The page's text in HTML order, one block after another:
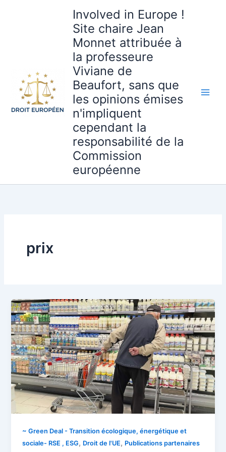
Involved in Europe !
Site chaire Jean
Monnet attribuée à
la professeure
Viviane de
Beaufort, sans que
les opinions émises
n'impliquent
cependant la
responsabilité de la
Commission
européenne
prix
~ Green Deal - Transition écologique, énergétique et
sociale- RSE , ESG, Droit de l'UE, Publications partenaires